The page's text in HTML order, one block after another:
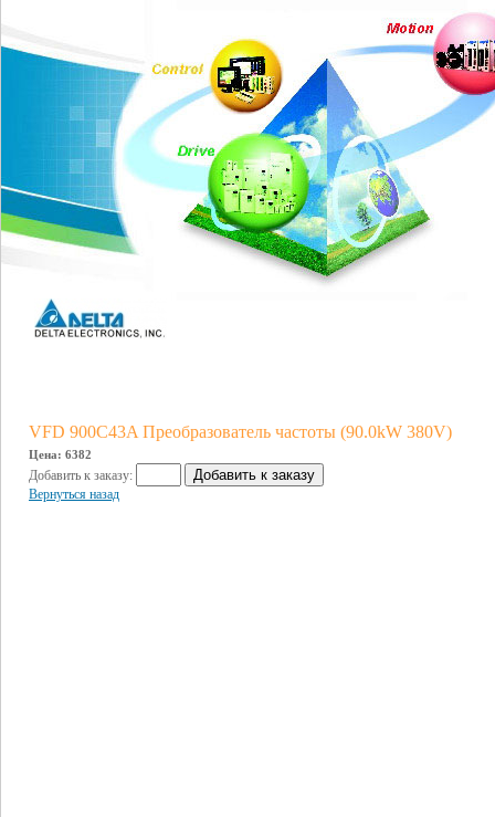
VFD 900C43A Преобразователь частоты (90.0kW 380V)
Цена: 6382
Добавить к заказу:
Вернуться назад